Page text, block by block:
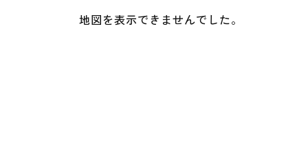
地図を表示できませんでした。